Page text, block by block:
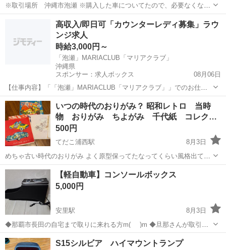
※取引場所 沖縄市泡瀬 ※購入した車についてたので、必要なくなり
ました。 ※未開封・未使用品となりますが 一度人の手に渡ったもので
すので ご理解の上ご購入下さい。 ※色はブラックです！ ※↓↓購入先
の詳細抜粋↓↓※ ...
中頭郡 てだこ浦西駅 内装、インテリア
高収入/即日可「カウンターレディ募集」ラウ
ンジ求人
時給3,000円～
「泡瀬」MARIACLUB「マリアクラブ」
沖縄県
スポンサー：求人ボックス
08月06日
【仕事内容】「「泡瀬」MARIACLUB「マリアクラブ」」でのお仕事
は… 元気にお出迎え ドリンクを作ってご提供 お客様とおしゃべり 笑
顔でお見送り 難しいことや複雑な内容はお願いしません! どなたでも
すぐに覚えられるので、夜職初...
アルバイト・パート
いつの時代のおりがみ？ 昭和レトロ 当時
物 おりがみ ちよがみ 千代紙 コレク…
500円
てだこ浦西駅
8月3日
めちゃ古い時代のおりがみ よく原型保ってたなってくらい風格出てる
破れは当たり前 シミとかも少し 昔の車好きな人最高ちゃう？コレクシ
ョンや貴重な資料として 現代の折り紙より大きめ
沖縄 中頭郡 てだこ浦西駅 内装、インテリア
【軽自動車】コンソールボックス
5,000円
安里駅
8月3日
◆那覇市長田の自宅まで取りに来れる方m(_ _)m ◆旦那さんが取引場
所へ向かいますm(_ _)m ◆平日は19時以降、土日調整可能です。 ◆叔
父からの代理出品です。 ◆軽自動車のコンソールボックス ◆特に◯◯
沖縄 那覇市 内装、インテリア
S15シルビア ハイマウントランプ